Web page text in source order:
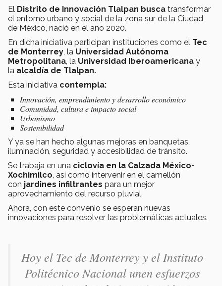
El Distrito de Innovación Tlalpan busca transformar
el entorno urbano y social de la zona sur de la Ciudad
de México, nació en el año 2020.
En dicha iniciativa participan instituciones como el Tec
de Monterrey , la Universidad Autónoma
Metropolitana , la Universidad Iberoamericana y
la alcaldía de Tlalpan.
Esta iniciativa contempla:
Innovación, emprendimiento y desarrollo económico
Comunidad, cultura e impacto social
Urbanismo
Sostenibilidad
Y ya se han hecho algunas mejoras en banquetas,
iluminación, seguridad y accesibilidad de tránsito.
Se trabaja en una ciclovía en la Calzada México-
Xochimilco , así como intervenir en el camellón
con jardines infiltrantes para un mejor
aprovechamiento del recurso pluvial.
Ahora, con este convenio se esperan nuevas
innovaciones para resolver las problemáticas actuales.
Hoy el Tec de Monterrey y el Instituto
Politécnico Nacional unen esfuerzos